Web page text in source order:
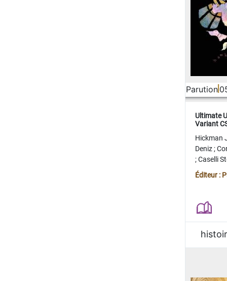
Parution
Ultimate
Variant
Hickman
Deniz;
;Caselli
Juan
Éditeur :